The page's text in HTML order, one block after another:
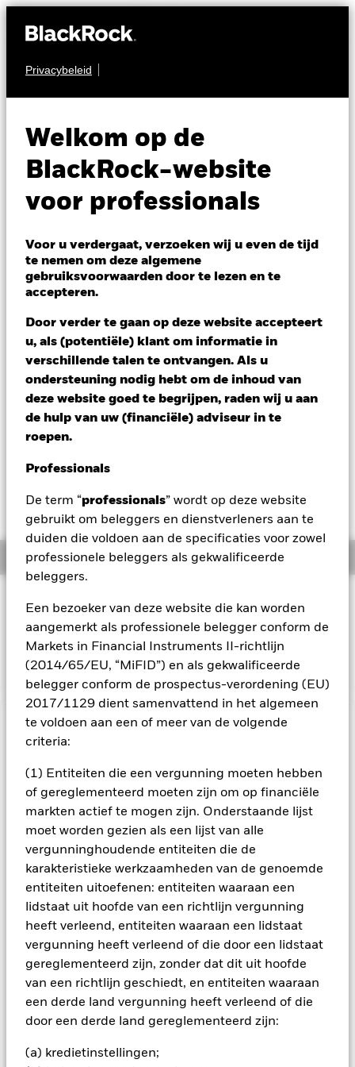
Privacybeleid
Welkom op de
BlackRock-website
voor professionals
Voor u verdergaat, verzoeken wij u even de tijd
te nemen om deze algemene
gebruiksvoorwaarden door te lezen en te
accepteren.
Door verder te gaan op deze website accepteert
u, als (potentiële) klant om informatie in
verschillende talen te ontvangen. Als u
ondersteuning nodig hebt om de inhoud van
deze website goed te begrijpen, raden wij u aan
de hulp van uw (financiële) adviseur in te
roepen.
Professionals
De term “professionals” wordt op deze website
gebruikt om beleggers en dienstverleners aan te
duiden die voldoen aan de specificaties voor zowel
professionele beleggers als gekwalificeerde
beleggers.
Een bezoeker van deze website die kan worden
aangemerkt als professionele belegger conform de
Markets in Financial Instruments II-richtlijn
(2014/65/EU, “MiFID”) en als gekwalificeerde
belegger conform de prospectus-verordening (EU)
2017/1129 dient samenvattend in het algemeen
te voldoen aan een of meer van de volgende
criteria:
(1) Entiteiten die een vergunning moeten hebben
of gereglementeerd moeten zijn om op financiële
markten actief te mogen zijn. Onderstaande lijst
moet worden gezien als een lijst van alle
vergunninghoudende entiteiten die de
karakteristieke werkzaamheden van de genoemde
entiteiten uitoefenen: entiteiten waaraan een
lidstaat uit hoofde van een richtlijn vergunning
heeft verleend, entiteiten waaraan een lidstaat
vergunning heeft verleend of die door een lidstaat
gereglementeerd zijn, zonder dat dit uit hoofde
van een richtlijn geschiedt, en entiteiten waaraan
een derde land vergunning heeft verleend of die
door een derde land gereglementeerd zijn:
(a) kredietinstellingen;
AANDELEN
MTAV
UCITS ETF
NAV per 06/aug/2026
USD 12,11
Verandering NAV 1 dag per 06/aug/2026
USD 0,01 (0,06%)
Totaalrendement per 05/aug/2026
YTD: 5,32%
Op 1 december 2025 worden een of meer
gehaald of stopgezet. Nadere informatie vindt u
in de brief aan de aandeelhouders.
Overzicht
BELEGGINGSDOEL
Het Fonds streeft naar een rendement door een combinatie
BELANGRIJKE GEGEVENS: Kapitaalrisico.De waarde en
het rendement van beleggingen kunnen dalen en stijgen, en
oorspronkelijke inleg.
Alle aandelenklassen met valutahedging van dit fonds
gebruiken derivaten om valutarisico's af te dekken. Het
gebruik van derivaten voor een aandelenklasse kan een
potentieel besmettingsrisico (ook bekend als spill-over) voor
beheermaatschappij van het fonds waarborgt dat er
geschikte procedures worden gebruikt om het
besmettingsrisico voor andere aandelenklassen te
minimaliseren. Via het uitklapvakje direct onder de naam van
het fonds, kunt u een lijst van alle aandelenklassen in het
aangegeven door het woord 'Hedged' in de naam van de
aandelenklasse. Daarnaast is een volledige lijst van alle
verkrijgbaar bij de beheermaatschappij van het fonds.